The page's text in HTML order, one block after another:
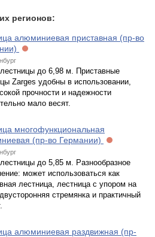
регионов:
алюминиевая приставная (пр-во
до 6,98 м. Приставные
Zarges удобны в использовании,
прочности и надежности
мало весят.
многофункциональная
(пр-во Германии)
до 5,85 м. Разнообразное
может использоваться как
лестница, лестница с упором на
стремянка и практичный
алюминиевая раздвижная (пр-